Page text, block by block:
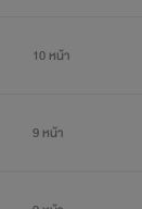
10 หน้า
9 หน้า